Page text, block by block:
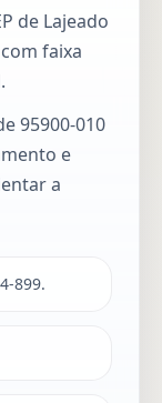
de Lajeado
faixa
95900-010
e
a
899.